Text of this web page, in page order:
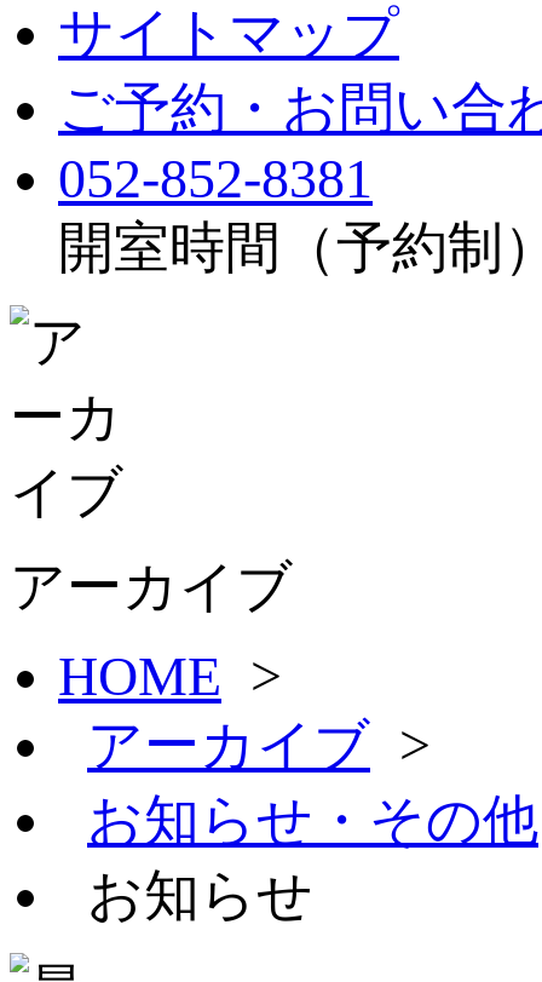
サイトマップ
ご予約・お問い合
052-852-8381
開室時間（予約制
アーカイブ
HOME >
アーカイブ >
お知らせ・その他
お知らせ